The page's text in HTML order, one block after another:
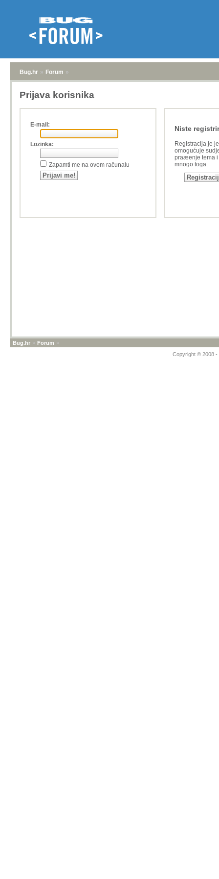
Bug.hr » Forum »
Prijava korisnika
E-mail:
Lozinka:
Zapamti me na ovom računalu
Niste
Registracija je
omogućuje
praæenje tema i
mnogo toga.
Bug.hr » Forum »
Copyright © 2008 -